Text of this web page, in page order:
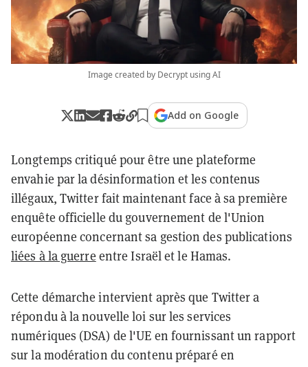
Image created by Decrypt using AI
Add on Google
Longtemps critiqué pour être une plateforme
envahie par la désinformation et les contenus
illégaux, Twitter fait maintenant face à sa première
enquête officielle du gouvernement de l'Union
européenne concernant sa gestion des publications
liées à la guerre entre Israël et le Hamas.
Cette démarche intervient après que Twitter a
répondu à la nouvelle loi sur les services
numériques (DSA) de l'UE en fournissant un rapport
sur la modération du contenu préparé en